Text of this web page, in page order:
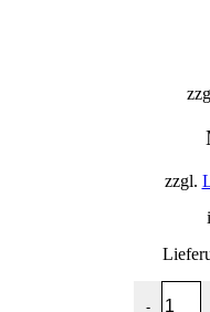
zzgl.
-
Veltins